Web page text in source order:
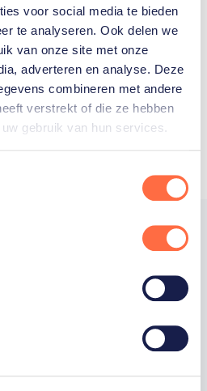
voor social media te bieden
te analyseren. Ook delen we
van onze site met onze
adverteren en analyse. Deze
combineren met andere
verstrekt of die ze hebben
gebruik van hun services.
hebben er
aan de
hoofdsponsor van
van de wereld maken.